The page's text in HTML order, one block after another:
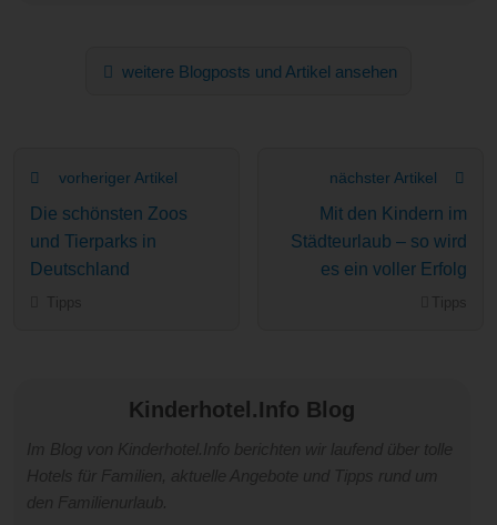
weitere Blogposts und Artikel ansehen
vorheriger Artikel
Die schönsten Zoos
und Tierparks in
Deutschland
nächster Artikel
Mit den Kindern im
Städteurlaub – so wird
es ein voller Erfolg
Kinderhotel.Info Blog